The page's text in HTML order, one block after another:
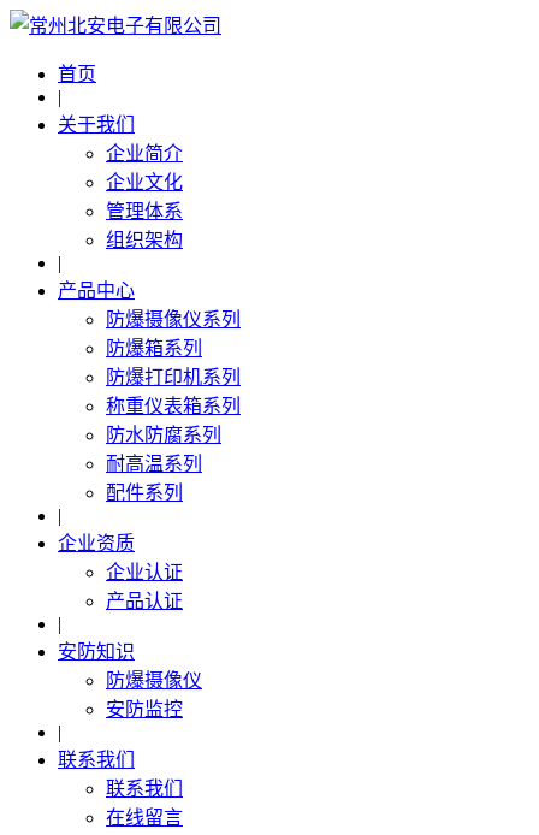
首页
|
关于我们
企业简介
企业文化
管理体系
组织架构
|
产品中心
防爆摄像仪系列
防爆箱系列
防爆打印机系列
称重仪表箱系列
防水防腐系列
耐高温系列
配件系列
|
企业资质
企业认证
产品认证
|
安防知识
防爆摄像仪
安防监控
|
联系我们
联系我们
在线留言